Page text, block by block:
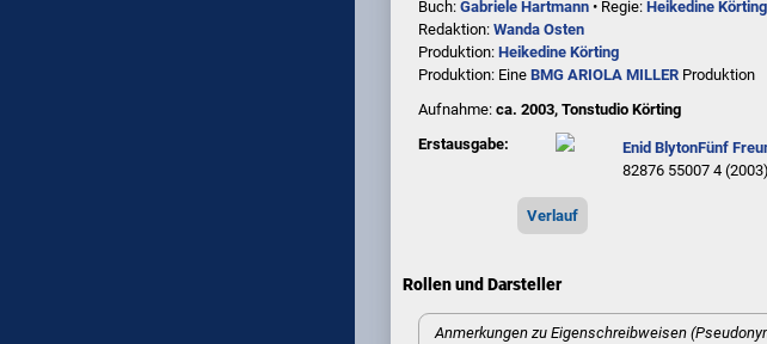
Buch: Gabriele Hartmann• Regie: Heikedine Körting
Redaktion: Wanda Osten
Produktion: Heikedine Körting
Produktion: Eine BMG ARIOLA MILLERProduktion
Aufnahme: ca. 2003, Tonstudio Körting
Erstausgabe:
Enid BlytonFünf
82876 55007 4 (2003)
Verlauf
Rollen und Darsteller
Anmerkungen zu Eigenschreibweisen